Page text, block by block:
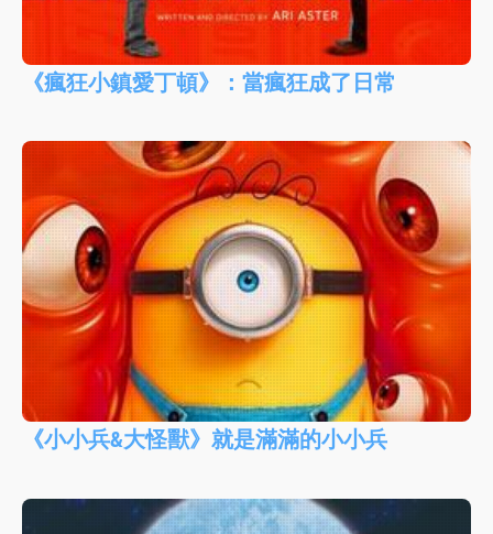
《瘋狂小鎮愛丁頓》：當瘋狂成了日常
《小小兵&大怪獸》就是滿滿的小小兵